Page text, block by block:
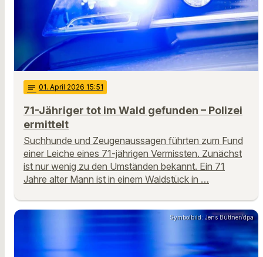
notes 01. April 2026 15:51
71-Jähriger tot im Wald gefunden – Polizei
ermittelt
Suchhunde und Zeugenaussagen führten zum Fund
einer Leiche eines 71-jährigen Vermissten. Zunächst
ist nur wenig zu den Umständen bekannt. Ein 71
Jahre alter Mann ist in einem Waldstück in …
Symbolbild: Jens Büttner/dpa